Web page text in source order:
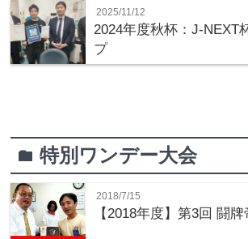
2025/11/12
2024年度秋杯：J-NEXT
プ
folder特別ワンデー大会
2018/7/15
【2018年度】第3回 闘